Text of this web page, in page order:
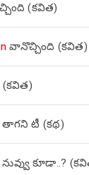
(కవిత)
వానొచ్చింది (కవిత)
(కవిత)
తాగని టీ (కథ)
నువ్వు కూడా..?